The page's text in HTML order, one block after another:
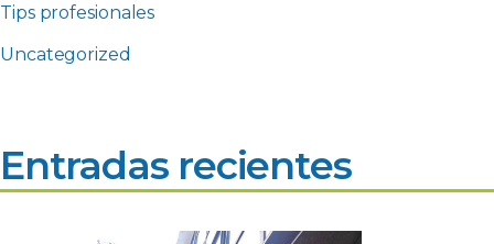
Tips profesionales
Uncategorized
Entradas recientes